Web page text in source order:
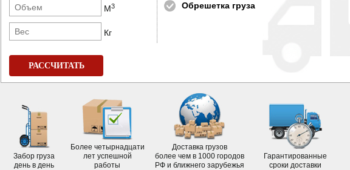
М3
Кг
Обрешетка груза
РАССЧИТАТЬ
Забор груза
день в день
Более четырнадцати
лет успешной
работы
Доставка грузов
более чем в 1000 городов
РФ и ближнего зарубежья
Гарантированные
сроки доставки